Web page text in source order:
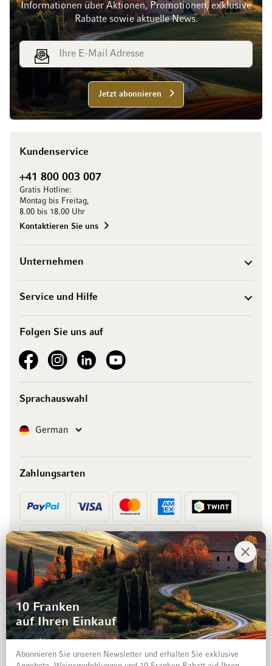
Informationen über Aktionen, Promotionen, exklusive
Rabatte sowie aktuelle News.
E-Mail Adresse
Jetzt abonnieren
Kundenservice
+41 800 003 007
Gratis Hotline:
Montag bis Freitag,
8.00 bis 18.00 Uhr
Kontaktieren Sie uns
Unternehmen
Service und Hilfe
Folgen Sie uns auf
See our FacebookSee our Instagram account
See our LinkedInSee our YouTube channel
Sprachauswahl
SpracheGerman
Zahlungsarten
Vorkasse Rechnung
10 Franken
auf Ihren Einkauf
Abonnieren Sie unseren Newsletter und erhalten Sie exklusive